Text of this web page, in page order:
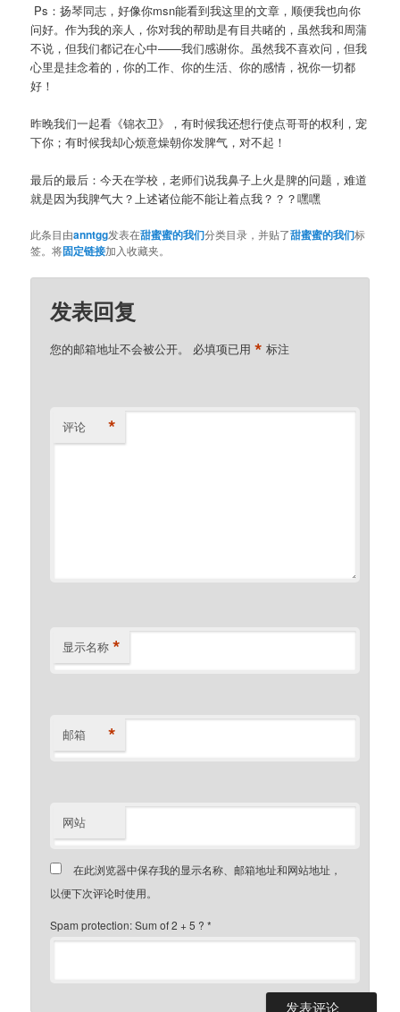
Ps：扬琴同志，好像你msn能看到我这里的文章，顺便我也向你
问好。作为我的亲人，你对我的帮助是有目共睹的，虽然我和周蒲
不说，但我们都记在心中——我们感谢你。虽然我不喜欢问，但我
心里是挂念着的，你的工作、你的生活、你的感情，祝你一切都
好！
昨晚我们一起看《锦衣卫》，有时候我还想行使点哥哥的权利，宠
下你；有时候我却心烦意燥朝你发脾气，对不起！
最后的最后：今天在学校，老师们说我鼻子上火是脾的问题，难道
就是因为我脾气大？上述诸位能不能让着点我？？？嘿嘿
此条目由anntgg发表在甜蜜蜜的我们分类目录，并贴了甜蜜蜜的我们标
签。将固定链接加入收藏夹。
发表回复
您的邮箱地址不会被公开。 必填项已用* 标注
评论 *
显示名称 *
邮箱 *
网站
在此浏览器中保存我的显示名称、邮箱地址和网站地址，
以便下次评论时使用。
Spam protection: Sum of 2 + 5 ? *